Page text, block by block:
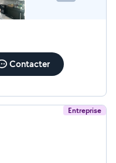
Contacter
Entreprise